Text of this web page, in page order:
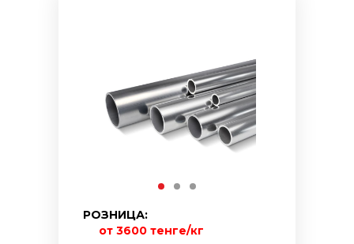
РОЗНИЦА:
от 3600 тенге/кг